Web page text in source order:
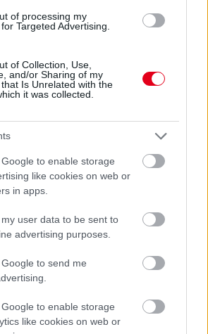
of processing my
Targeted Advertising.
of Collection, Use,
and/or Sharing of my
Is Unrelated with the
it was collected.
to enable storage
like cookies on web or
in apps.
user data to be sent to
advertising purposes.
to send me
to enable storage
like cookies on web or
azt reméli a történtek után, hogy a
nem kizárólag arra fognak hagyatkozni,